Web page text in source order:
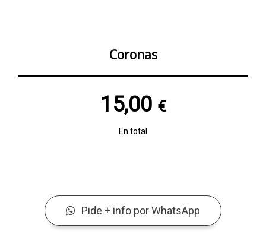
Coronas
15,00 €
En total
Pide + info por WhatsApp